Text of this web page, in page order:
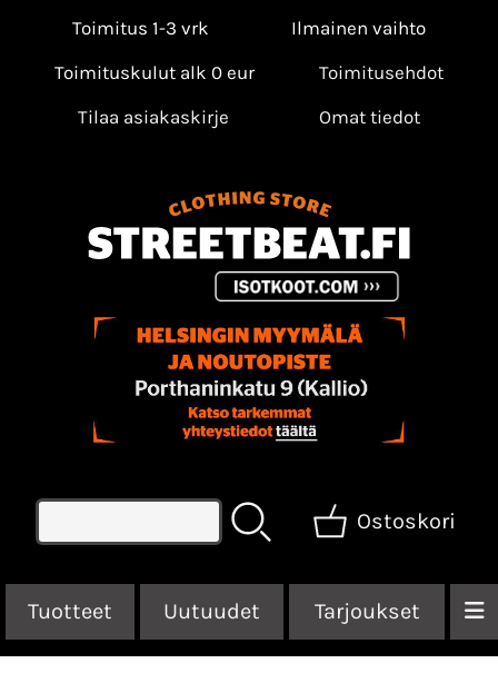
Toimitus 1-3 vrk
Ilmainen vaihto
Toimituskulut alk 0 eur
Toimitusehdot
Tilaa asiakaskirje
Omat tiedot
Ostoskori
Tuotteet Uutuudet Tarjoukset